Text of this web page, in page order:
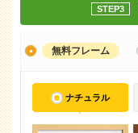
STEP3
無料フレーム
ナチュラル